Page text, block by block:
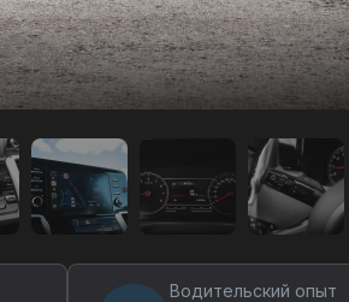
Водительский опыт